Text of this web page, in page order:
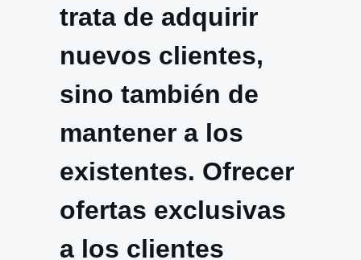
trata de adquirir
nuevos clientes,
sino también de
mantener a los
existentes. Ofrecer
ofertas exclusivas
a los clientes